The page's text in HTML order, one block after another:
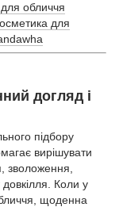
обличчя
для
догляд і
підбору
вирішувати
зволоження,
Коли у
щоденна